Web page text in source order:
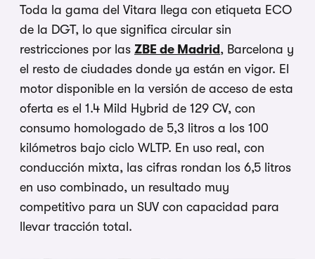
Toda la gama del Vitara llega con etiqueta ECO
de la DGT, lo que significa circular sin
restricciones por las ZBE de Madrid , Barcelona y
el resto de ciudades donde ya están en vigor. El
motor disponible en la versión de acceso de esta
oferta es el 1.4 Mild Hybrid de 129 CV, con
consumo homologado de 5,3 litros a los 100
kilómetros bajo ciclo WLTP. En uso real, con
conducción mixta, las cifras rondan los 6,5 litros
en uso combinado, un resultado muy
competitivo para un SUV con capacidad para
llevar tracción total.